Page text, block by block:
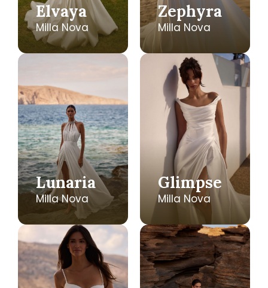
Elvaya
Milla Nova
Zephyra
Milla Nova
Lunaria
Milla Nova
Glimpse
Milla Nova